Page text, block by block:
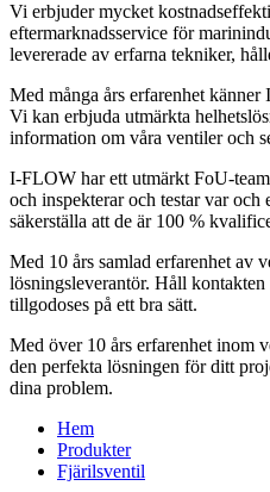
Vi erbjuder mycket
eftermarknadsservice för
levererade av erfarna tekniker,
Med många års erfarenhet
Vi kan erbjuda utmärkta
information om våra ventiler och
I-FLOW har ett utmärkt FoU-
och inspekterar och testar var
säkerställa att de är 100 %
Med 10 års samlad erfarenhet av
lösningsleverantör. Håll
tillgodoses på ett bra sätt.
Med över 10 års erfarenhet inom
den perfekta lösningen för ditt
dina problem.
Hem
Produkter
Fjärilsventil